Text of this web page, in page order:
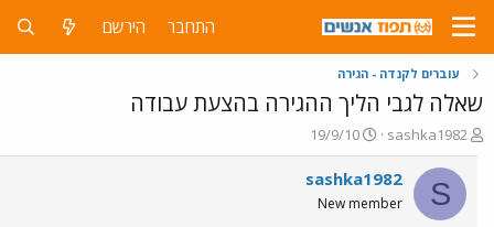
התחבר הירשם
עוברים לקנדה - הגירה
שאלה לגבי הליך ההגירה בהצעת עבודה
פ
ו
ת
ח
ה
sashka1982
פ
ו
ר
ם
19/9/10
S
sashka1982
New member